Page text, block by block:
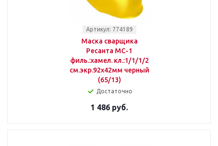
Артикул: 774189
Маска сварщика
Ресанта МС-1
филь.:хамел. кл.:1/1/1/2
см.экр.92x42мм черный
(65/13)
Достаточно
1 486 руб.